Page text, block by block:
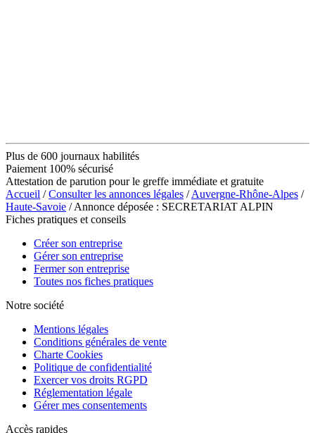
Plus de 600 journaux habilités
Paiement 100% sécurisé
Attestation de parution pour le greffe immédiate et gratuite
Accueil /Consulter les annonces légales /Auvergne-Rhône-Alpes /
Haute-Savoie / Annonce déposée : SECRETARIAT ALPIN
Fiches pratiques et conseils
Créer son entreprise
Gérer son entreprise
Fermer son entreprise
Toutes nos fiches pratiques
Notre société
Mentions légales
Conditions générales de vente
Charte Cookies
Politique de confidentialité
Exercer vos droits RGPD
Réglementation légale
Gérer mes consentements
Accès rapides